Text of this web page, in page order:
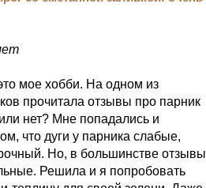
мое хобби. На одном из
прочитала отзывы про парник
нет? Мне попадались и
что дуги у парника слабые,
Но, в большинстве отзывы
Решила и я попробовать